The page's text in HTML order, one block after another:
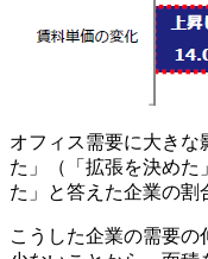
オフィス需要に大きな
た」（「拡張を決めた
た」と答えた企業の割
こうした企業の需要